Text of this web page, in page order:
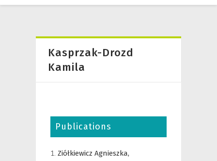
Kasprzak-Drozd
Kamila
Publications
Ziółkiewicz Agnieszka,